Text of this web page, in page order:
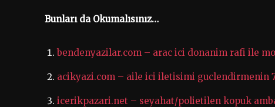
Bunları da Okumalısınız…
bendenyazilar.com – arac ici donanim rafi ile
acikyazi.com – aile ici iletisimi guclendirmenin
icerikpazari.net – seyahat/polietilen kopuk